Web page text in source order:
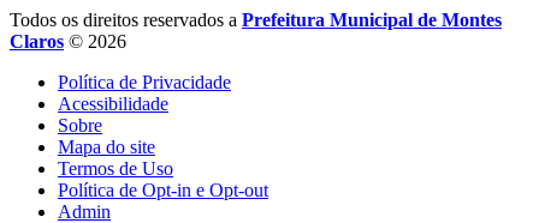
Todos os direitos reservados a Prefeitura Municipal de Montes
Claros © 2026
Política de Privacidade
Acessibilidade
Sobre
Mapa do site
Termos de Uso
Política de Opt-in e Opt-out
Admin